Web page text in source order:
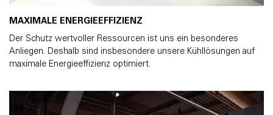
MAXIMALE ENERGIEEFFIZIENZ
Der Schutz wertvoller Ressourcen ist uns ein besonderes
Anliegen. Deshalb sind insbesondere unsere Kühllösungen auf
maximale Energieeffizienz optimiert.